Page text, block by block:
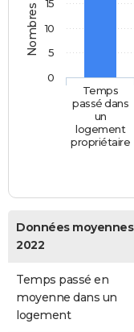
Temps
passé dans
un
logement
propriétaire
0
5
10
15
Données moyennes
2022
Temps passé en
moyenne dans un
logement